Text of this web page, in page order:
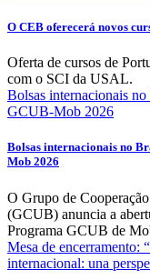
O CEB oferecerá novos
Oferta de cursos de
com o SCI da USAL.
Bolsas internacionais
GCUB-Mob 2026
Bolsas internacionais no
Mob 2026
O Grupo de
(GCUB) anuncia a
Programa GCUB de
Mesa de encerramento:
internacional: una